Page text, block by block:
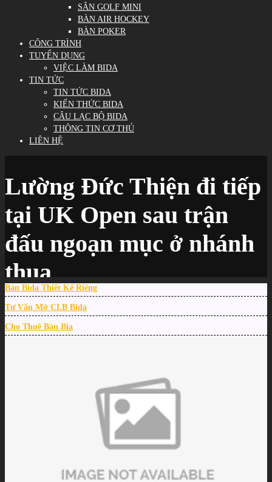
SÂN GOLF MINI
BÀN AIR HOCKEY
BÀN POKER
CÔNG TRÌNH
TUYỂN DỤNG
VIỆC LÀM BIDA
TIN TỨC
TIN TỨC BIDA
KIẾN THỨC BIDA
CÂU LẠC BỘ BIDA
THÔNG TIN CƠ THỦ
LIÊN HỆ
Lường Đức Thiện đi tiếp
tại UK Open sau trận
đấu ngoạn mục ở nhánh
thua
Trang chủ /
TIN TỨC /
Lường Đức Thiện đi tiếp tại UK Open sau trận đấu ngoạn mục ở nhánh thua
Bàn Bida Thiết Kế Riêng
Tư Vấn Mở CLB Bida
Cho Thuê Bàn Bia